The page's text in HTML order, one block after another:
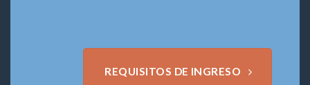
REQUISITOS DE INGRESO